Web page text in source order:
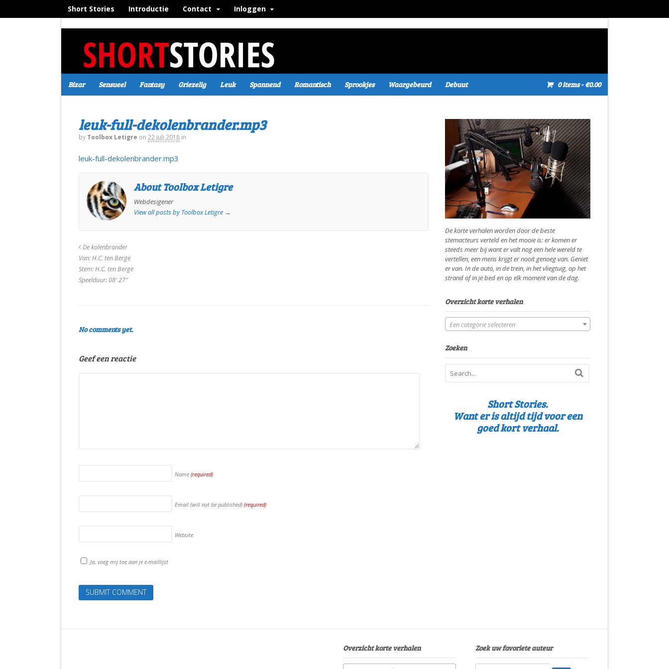
Short Stories Introductie Contact Inloggen
Bizar Sensueel Fantasy Griezelig Leuk Spannend Romantisch Sprookjes Waargebeurd Debuut 0 items- €0.00
leuk-full-dekolenbrander.mp3
by Toolbox Letigre on 22 juli 2018 in
leuk-full-dekolenbrander.mp3
About Toolbox Letigre
Webdesigener
View all posts by Toolbox Letigre →
De kolenbrander
Van: H.C. ten Berge
Stem: H.C. ten Berge
Speelduur: 08′ 27″
No comments yet.
Geef een reactie
Name (required)
Email (will not be published) (required)
Website
Ja, voeg mij toe aan je e-maillijst
De korte verhalen worden door de beste
stemacteurs verteld en het mooie is: er komen er
steeds meer bij want er valt nog een hele wereld te
vertellen, een mens krijgt er nooit genoeg van. Geniet
er van. In de auto, in de trein, in het vliegtuig, op het
strand of in je bed en op elk moment van de dag.
Overzicht korte verhalen
Een categorie selecteren
Zoeken
Short Stories.
Want er is altijd tijd voor een
goed kort verhaal.
Overzicht korte verhalen Zoek uw favoriete auteur